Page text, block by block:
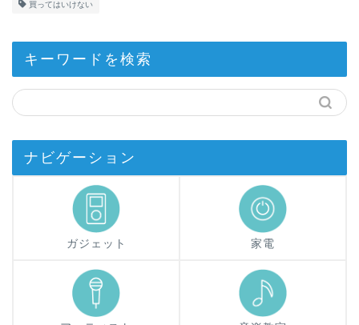
買ってはいけない
キーワードを検索
ナビゲーション
ガジェット 家電